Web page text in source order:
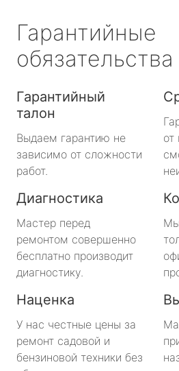
Гарантийные
обязательства
Гарантийный
талон
Выдаем гарантию не
зависимо от сложности
работ.
от
Диагностика
Мастер перед
ремонтом совершенно
бесплатно производит
диагностику.
Наценка
У нас честные цены за
ремонт садовой и
бензиновой техники без